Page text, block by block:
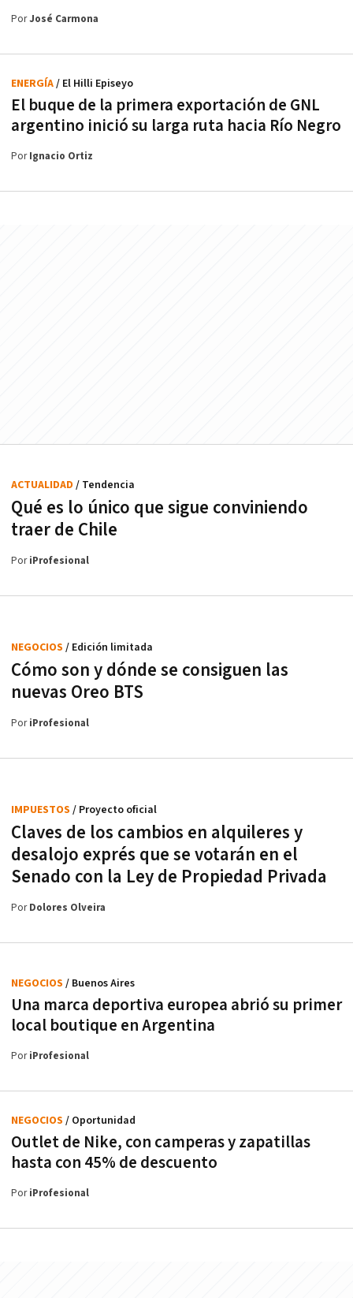
PorJosé Carmona
El buque de la primera exportación de GNL
argentino inició su larga ruta hacia Río Negro
ENERGÍA/ El Hilli Episeyo
PorIgnacio Ortiz
Qué es lo único que sigue conviniendo
traer de Chile
ACTUALIDAD / Tendencia
PoriProfesional
Cómo son y dónde se consiguen las
nuevas Oreo BTS
NEGOCIOS / Edición limitada
PoriProfesional
Claves de los cambios en alquileres y
desalojo exprés que se votarán en el
Senado con la Ley de Propiedad Privada
IMPUESTOS / Proyecto oficial
PorDolores Olveira
Una marca deportiva europea abrió su primer
local boutique en Argentina
NEGOCIOS / Buenos Aires
PoriProfesional
Outlet de Nike, con camperas y zapatillas
hasta con 45% de descuento
NEGOCIOS / Oportunidad
PoriProfesional